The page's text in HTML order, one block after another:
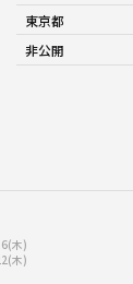
東京都
非公開
木)
木)